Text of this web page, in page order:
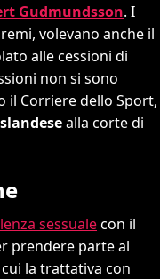
Gudmundsson. I
volevano anche il
alle cessioni di
non si sono
il Corriere dello Sport,
alla corte di
sessualecon il
prendere parte al
la trattativa con